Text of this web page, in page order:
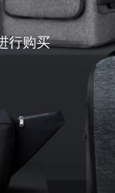
行购买